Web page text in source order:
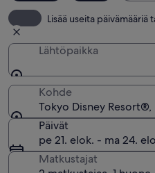
Lisää useita päivämääriä
Lähtöpaikka
Kohde
Tokyo Disney
Päivät
pe 21. elok. - ma 24.
Matkustajat